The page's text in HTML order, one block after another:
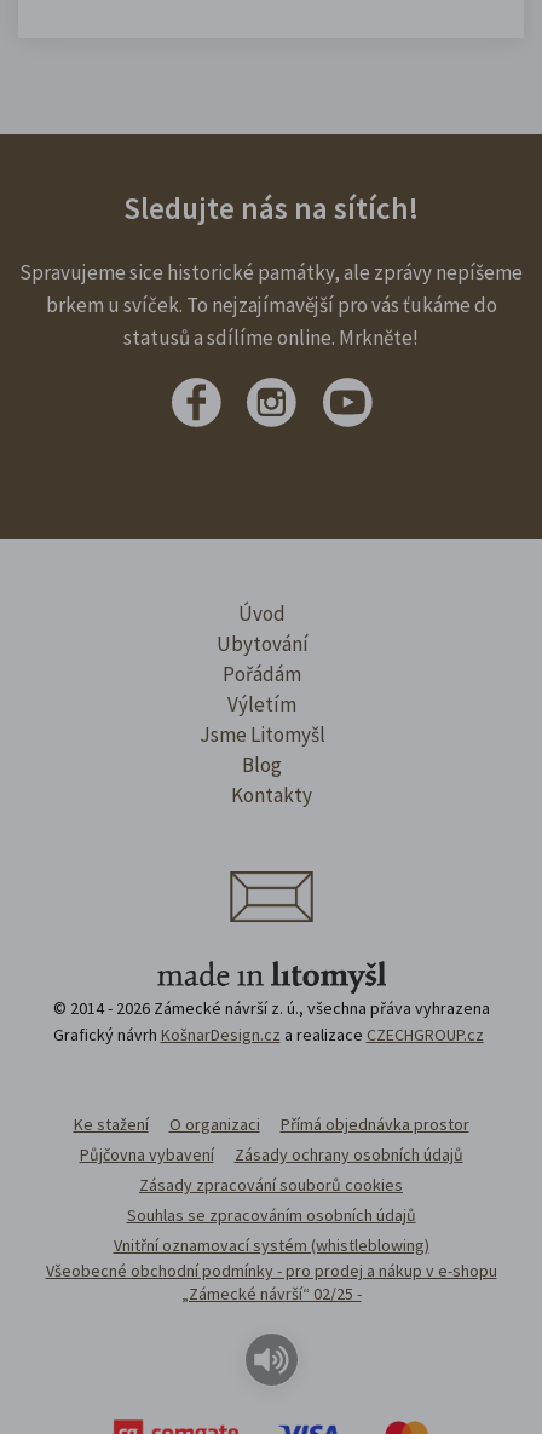
Sledujte nás na sítích!
Spravujeme sice historické památky, ale zprávy nepíšeme
brkem u svíček. To nejzajímavější pro vás ťukáme do
statusů a sdílíme online. Mrkněte!
Úvod
Ubytování
Pořádám
Výletím
Jsme Litomyšl
Blog
Kontakty
© 2014 - 2026 Zámecké návrší z. ú., všechna přáva vyhrazena
Grafický návrh KošnarDesign.cz a realizace CZECHGROUP.cz
Ke stažení O organizaci
Přímá objednávka prostor
Půjčovna vybavení
Zásady ochrany osobních údajů
Zásady zpracování souborů cookies
Souhlas se zpracováním osobních údajů
Vnitřní oznamovací systém (whistleblowing)
Všeobecné obchodní podmínky - pro prodej a nákup v e-shopu
„Zámecké návrší“ 02/25 -